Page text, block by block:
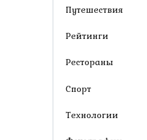
Путешествия
Рейтинги
Рестораны
Спорт
Технологии